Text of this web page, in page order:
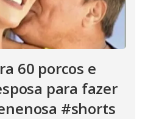
60 porcos e
para fazer
#shorts